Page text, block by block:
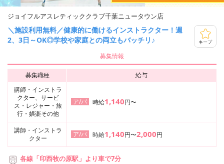
ジョイフルアスレティッククラブ千葉ニュータウン店
＼施設利用無料／健康的に働けるインストラクター！週
2、3日～OK◎学校や家庭との両立もバッチリ♪
キープ
募集情報
募集職種
給与
講師・インストラ
クター、サービ
ス・レジャー・旅
行・娯楽その他
ア/パ 時給1,140円〜
講師・インストラ
クター
ア/パ 時給1,140円〜2,000円
各線「印西牧の原駅」より車で7分